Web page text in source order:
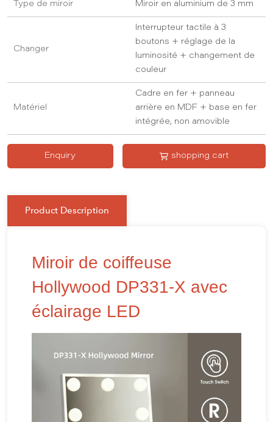
Type de miroir Miroir en aluminium de 3 mm
Changer
Interrupteur tactile à 3
boutons + réglage de la
luminosité + changement de
couleur
Matériel
Cadre en fer + panneau
arrière en MDF + base en fer
intégrée, non amovible
Enquiry shopping cart
Product Description
Miroir de coiffeuse
Hollywood DP331-X avec
éclairage LED